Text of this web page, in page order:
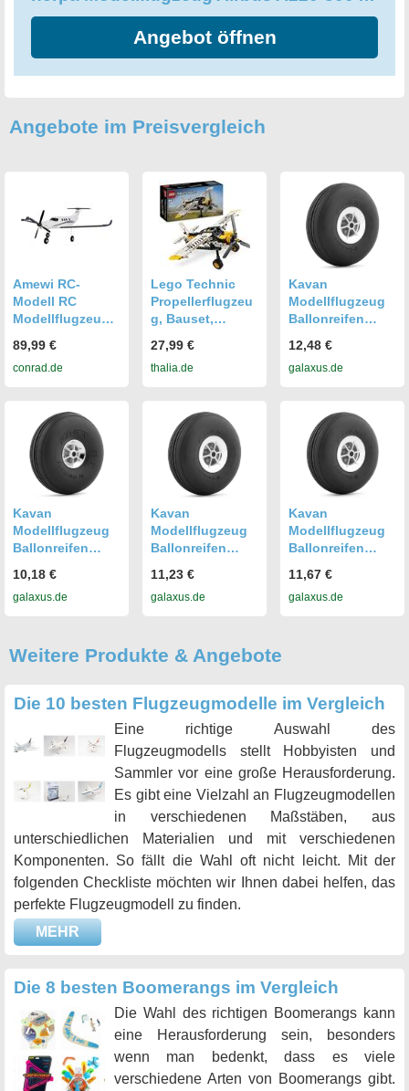
Angebot öffnen
Angebote im Preisvergleich
Amewi RC-
Modell RC
Modellflugzeug
89,99 €
conrad.de
Lego Technic
Propellerflugzeu
g, Bauset,
für Kinder 42198
27,99 €
thalia.de
Kavan
Modellflugzeug
Ballonreifen
12,48 €
galaxus.de
Kavan
Modellflugzeug
Ballonreifen
10,18 €
galaxus.de
Kavan
Modellflugzeug
Ballonreifen
11,23 €
galaxus.de
Kavan
Modellflugzeug
Ballonreifen
11,67 €
galaxus.de
Weitere Produkte & Angebote
Die 10 besten Flugzeugmodelle im Vergleich
Eine richtige Auswahl des
Flugzeugmodells stellt Hobbyisten und
Sammler vor eine große Herausforderung.
Es gibt eine Vielzahl an Flugzeugmodellen
in verschiedenen Maßstäben, aus
unterschiedlichen Materialien und mit verschiedenen
Komponenten. So fällt die Wahl oft nicht leicht. Mit der
folgenden Checkliste möchten wir Ihnen dabei helfen, das
perfekte Flugzeugmodell zu finden.
MEHR
Die 8 besten Boomerangs im Vergleich
Die Wahl des richtigen Boomerangs kann
eine Herausforderung sein, besonders
wenn man bedenkt, dass es viele
verschiedene Arten von Boomerangs gibt.